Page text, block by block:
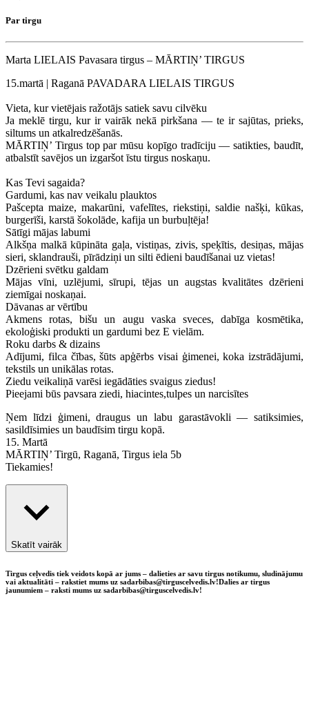
Par tirgu
Marta LIELAIS Pavasara tirgus – MĀRTIŅ’ TIRGUS
15.martā | Raganā PAVADARA LIELAIS TIRGUS
Vieta, kur vietējais ražotājs satiek savu cilvēku
Ja meklē tirgu, kur ir vairāk nekā pirkšana — te ir sajūtas, prieks,
siltums un atkalredzēšanās.
MĀRTIŅ’ Tirgus top par mūsu kopīgo tradīciju — satikties, baudīt,
atbalstīt savējos un izgaršot īstu tirgus noskaņu.
Kas Tevi sagaida?
Gardumi, kas nav veikalu plauktos
Pašcepta maize, makarūni, vafelītes, riekstiņi, saldie našķi, kūkas,
burgerīši, karstā šokolāde, kafija un burbuļtēja!
Sātīgi mājas labumi
Alkšņa malkā kūpināta gaļa, vistiņas, zivis, speķītis, desiņas, mājas
sieri, sklandrauši, pīrādziņi un silti ēdieni baudīšanai uz vietas!
Dzērieni svētku galdam
Mājas vīni, uzlējumi, sīrupi, tējas un augstas kvalitātes dzērieni
ziemīgai noskaņai.
Dāvanas ar vērtību
Akmens rotas, bišu un augu vaska sveces, dabīga kosmētika,
ekoloģiski produkti un gardumi bez E vielām.
Roku darbs & dizains
Adījumi, filca čības, šūts apģērbs visai ģimenei, koka izstrādājumi,
tekstils un unikālas rotas.
Ziedu veikaliņā varēsi iegādāties svaigus ziedus!
Pieejami būs pavsara ziedi, hiacintes,tulpes un narcisītes
Ņem līdzi ģimeni, draugus un labu garastāvokli — satiksimies,
sasildīsimies un baudīsim tirgu kopā.
15. Martā
MĀRTIŅ’ Tirgū, Raganā, Tirgus iela 5b
Tiekamies!
Skatīt vairāk
Tirgus ceļvedis tiek veidots kopā ar jums – dalieties ar savu tirgus notikumu, sludinājumu
vai aktualitāti – rakstiet mums uz sadarbibas@tirguscelvedis.lv!Dalies ar tirgus
jaunumiem – raksti mums uz sadarbibas@tirguscelvedis.lv!